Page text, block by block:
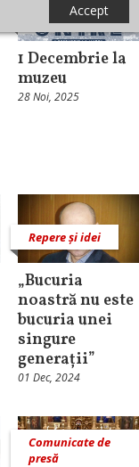
Accept
1 Decembrie la
muzeu
28 Noi, 2025
Repere și idei
„Bucuria
noastră nu este
bucuria unei
singure
generații”
01 Dec, 2024
Comunicate de
presă